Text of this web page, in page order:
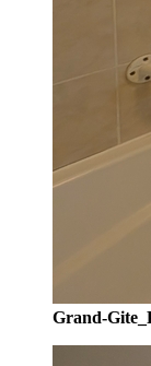
Grand-